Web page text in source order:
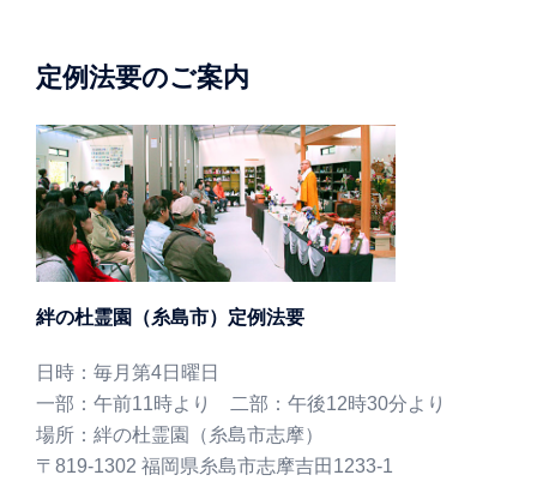
定例法要のご案内
絆の杜霊園（糸島市）定例法要
日時：毎月第4日曜日
一部：午前11時より 二部：午後12時30分より
場所：絆の杜霊園（糸島市志摩）
〒819-1302 福岡県糸島市志摩吉田1233-1